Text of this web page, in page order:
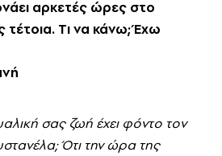
αρκετές ώρες στο
Tι να κάνω; Έχω
σας ζωή έχει φόντο τον
Ότι την ώρα της